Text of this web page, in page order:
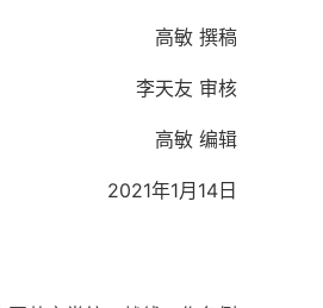
高敏 撰稿
李天友 审核
高敏 编辑
2021年1月14日